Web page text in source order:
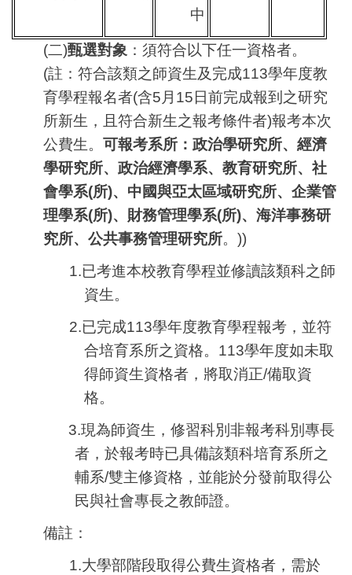
中
(二)甄選對象 ：須符合以下任一資格者。
(註： 符合該類之師資生及完成113學年度教
育學程報名者(含5月15日前完成報到之研究
所新生，且符合新生之報考條件者)報考本次
公費生。 可報考系所：政治學研究所、經濟
學研究所、政治經濟學系、教育研究所、社
會學系(所)、中國與亞太區域研究所、企業管
理學系(所)、財務管理學系(所)、海洋事務研
究所、公共事務管理研究所。))
1.已考進本校教育學程並修讀該類科之師
資生。
2.已完成113學年度教育學程報考，並符
合培育系所之資格。113學年度如未取
得師資生資格者，將取消正/備取資
格。
3.現為師資生，修習科別非報考科別專長
者，於報考時已具備該類科培育系所之
輔系/雙主修資格，並能於分發前取得公
民與社會專長之教師證。
備註：
1.大學部階段取得公費生資格者，需於